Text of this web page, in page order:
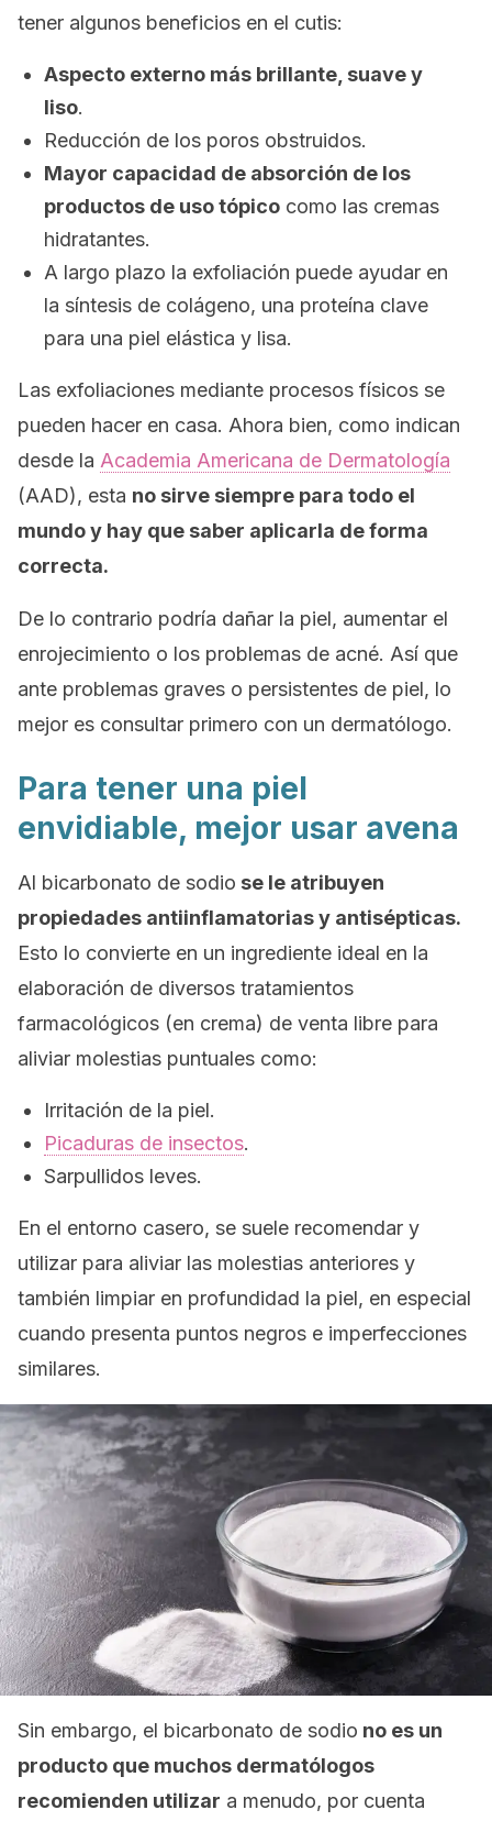
tener algunos beneficios en el cutis:
Aspecto externo más brillante, suave y
liso.
Reducción de los poros obstruidos.
Mayor capacidad de absorción de los
productos de uso tópico como las cremas
hidratantes.
A largo plazo la exfoliación puede ayudar en
la síntesis de colágeno, una proteína clave
para una piel elástica y lisa.
Las exfoliaciones mediante procesos físicos se
pueden hacer en casa. Ahora bien, como indican
desde la Academia Americana de Dermatología
(AAD), esta no sirve siempre para todo el
mundo y hay que saber aplicarla de forma
correcta.
De lo contrario podría dañar la piel, aumentar el
enrojecimiento o los problemas de acné. Así que
ante problemas graves o persistentes de piel, lo
mejor es consultar primero con un dermatólogo.
Para tener una piel
envidiable, mejor usar avena
Al bicarbonato de sodio se le atribuyen
propiedades antiinflamatorias y antisépticas.
Esto lo convierte en un ingrediente ideal en la
elaboración de diversos tratamientos
farmacológicos (en crema) de venta libre para
aliviar molestias puntuales como:
Irritación de la piel.
Picaduras de insectos.
Sarpullidos leves.
En el entorno casero, se suele recomendar y
utilizar para aliviar las molestias anteriores y
también limpiar en profundidad la piel, en especial
cuando presenta puntos negros e imperfecciones
similares.
Sin embargo, el bicarbonato de sodio no es un
producto que muchos dermatólogos
recomienden utilizar a menudo, por cuenta